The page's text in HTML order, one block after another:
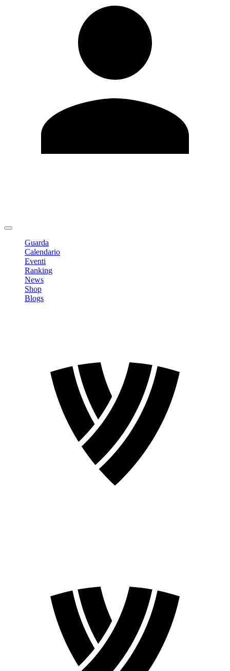
Guarda
Calendario
Eventi
Ranking
News
Shop
Blogs